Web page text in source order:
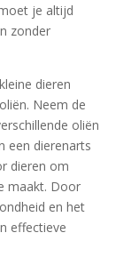
je altijd
zonder
dieren
Neem de
oliën
een dierenarts
dieren om
maakt. Door
en het
effectieve